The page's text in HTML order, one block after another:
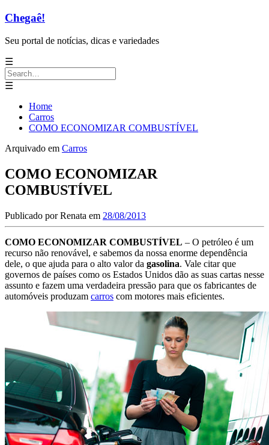
Chegaê!
Seu portal de notícias, dicas e variedades
☰
Search
for:
☰
Home
Carros
COMO ECONOMIZAR COMBUSTÍVEL
Arquivado em Carros
COMO ECONOMIZAR
COMBUSTÍVEL
Publicado porRenata em 28/08/2013
COMO ECONOMIZAR COMBUSTÍVEL – O petróleo é um
recurso não renovável, e sabemos da nossa enorme dependência
dele, o que ajuda para o alto valor da gasolina. Vale citar que
governos de países como os Estados Unidos dão as suas cartas nesse
assunto e fazem uma verdadeira pressão para que os fabricantes de
automóveis produzam carros com motores mais eficientes.